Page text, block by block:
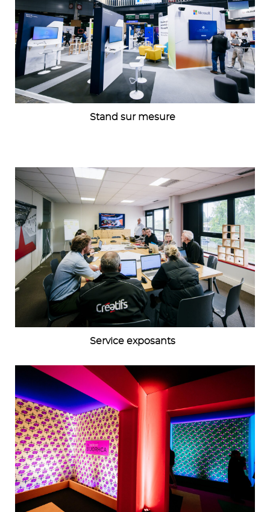
Stand sur mesure
Image
Service exposants
Image